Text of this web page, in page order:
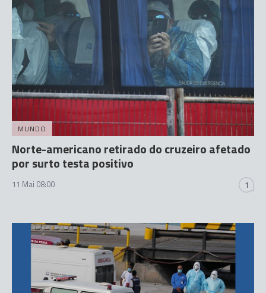
MUNDO
Norte-americano retirado do cruzeiro afetado
por surto testa positivo
11 Mai 08:00 1